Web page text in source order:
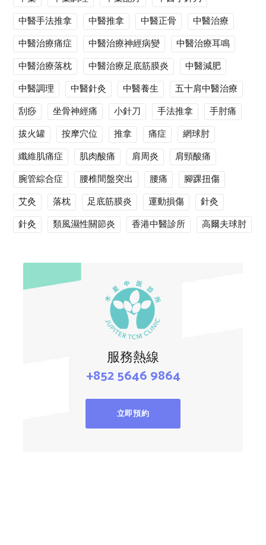
中醫手法推拿
中醫推拿 中醫正骨
中醫治療
中醫治療痛症
中醫治療神經病變
中醫治療耳鳴
中醫治療落枕
中醫治療足底筋膜炎
中醫減肥
中醫調理
中醫針灸 中醫養生
五十肩中醫治療
刮痧
坐骨神經痛 小針刀 手法推拿
手肘痛
拔火罐
按摩穴位 推拿 痛症
網球肘
纖維肌痛症
肌肉酸痛 肩周炎
肩頸酸痛
腕管綜合症
腰椎間盤突出 腰痛
腳踝扭傷
艾灸
落枕 足底筋膜炎 運動損傷
針灸
針灸
類風濕性關節炎 香港中醫診所 高爾夫球肘
服務熱線
+852 5646 9864
立即預約